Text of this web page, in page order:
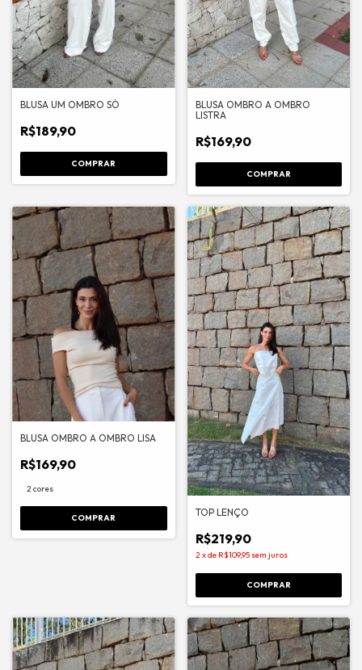
BLUSA UM OMBRO SÓ
R$189,90
COMPRAR
BLUSA OMBRO A OMBRO
LISTRA
R$169,90
COMPRAR
BLUSA OMBRO A OMBRO LISA
R$169,90
2 cores
COMPRAR TOP LENÇO
R$219,90
2xde R$109,95 sem juros
COMPRAR